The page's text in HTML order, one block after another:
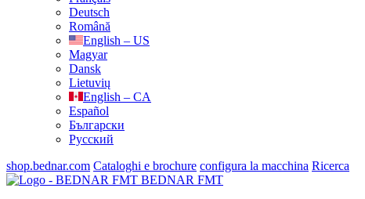
Deutsch
Română
English – US
Magyar
Dansk
Lietuvių
English – CA
Español
Български
Русский
shop.bednar.com Cataloghi e brochure configura la macchina Ricerca
BEDNAR FMT